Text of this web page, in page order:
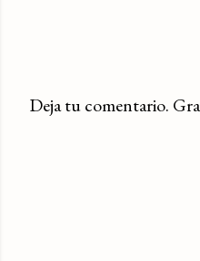
Deja tu comentario.